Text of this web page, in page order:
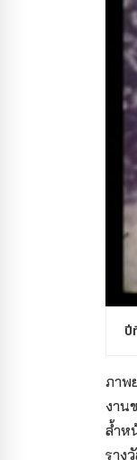
ปี
ภาพ
งาน
ล้ำห
ราง